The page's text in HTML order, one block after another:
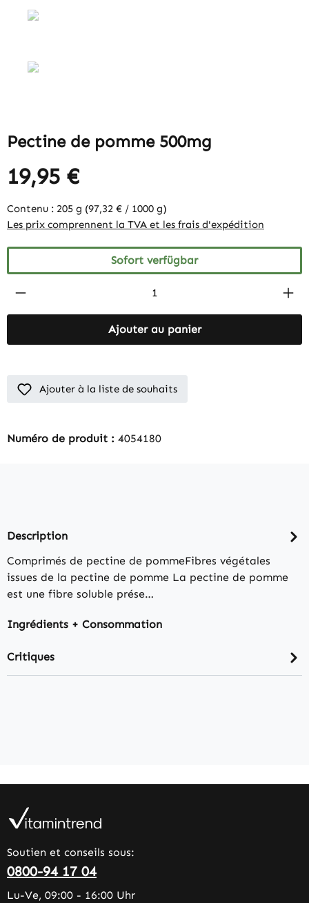
Pectine de pomme 500mg
19,95 €
Contenu : 205 g (97,32 € / 1000 g)
Les prix comprennent la TVA et les frais d'expédition
Sofort verfügbar
Produkt Anzahl: Gib den gewünschten
Ajouter au panier
Ajouter à la liste de souhaits
Numéro de produit : 4054180
Description
Comprimés de pectine de pommeFibres végétales
issues de la pectine de pomme La pectine de pomme
est une fibre soluble prése…
Ingrédients + Consommation
Critiques
Soutien et conseils sous:
0800-94 17 04
Lu-Ve, 09:00 - 16:00 Uhr